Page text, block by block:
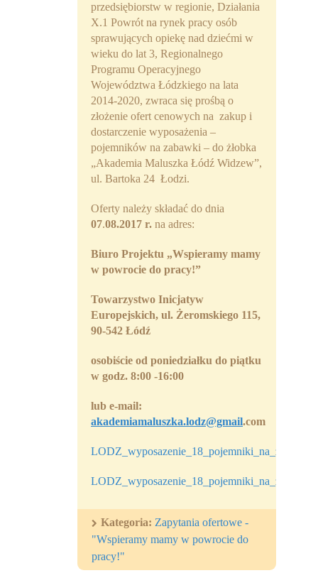
Zapytania ofertowe
przedsiębiorstw w regionie, Działania
X.1 Powrót na rynek pracy osób
sprawujących opiekę nad dziećmi w
wieku do lat 3, Regionalnego
Programu Operacyjnego
Województwa Łódzkiego na lata
2014-2020, zwraca się prośbą o
złożenie ofert cenowych na zakup i
dostarczenie wyposażenia –
pojemników na zabawki – do żłobka
„Akademia Maluszka Łódź Widzew”,
ul. Bartoka 24 Łodzi.
Oferty należy składać do dnia
07.08.2017 r. na adres:
Biuro Projektu „Wspieramy mamy
w powrocie do pracy!”
Towarzystwo Inicjatyw
Europejskich, ul. Żeromskiego 115,
90-542 Łódź
osobiście od poniedziałku do piątku
w godz. 8:00 -16:00
lub e-mail:
akademiamaluszka.lodz@gmail.com
Kategoria: Zapytania ofertowe -
"Wspieramy mamy w powrocie do
pracy!"